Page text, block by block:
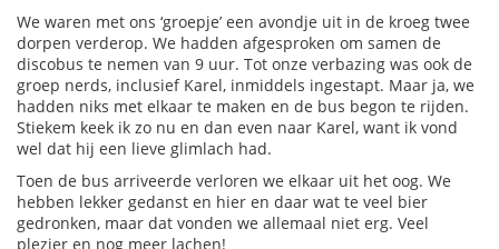
We waren met ons ‘groepje’ een avondje uit in de kroeg twee
dorpen verderop. We hadden afgesproken om samen de
discobus te nemen van 9 uur. Tot onze verbazing was ook de
groep nerds, inclusief Karel, inmiddels ingestapt. Maar ja, we
hadden niks met elkaar te maken en de bus begon te rijden.
Stiekem keek ik zo nu en dan even naar Karel, want ik vond
wel dat hij een lieve glimlach had.
Toen de bus arriveerde verloren we elkaar uit het oog. We
hebben lekker gedanst en hier en daar wat te veel bier
gedronken, maar dat vonden we allemaal niet erg. Veel
plezier en nog meer lachen!